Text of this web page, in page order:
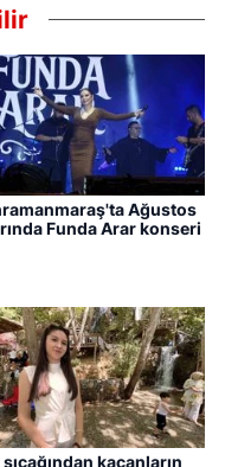
Ağustos
Funda Arar konseri
sıcağından kaçanların